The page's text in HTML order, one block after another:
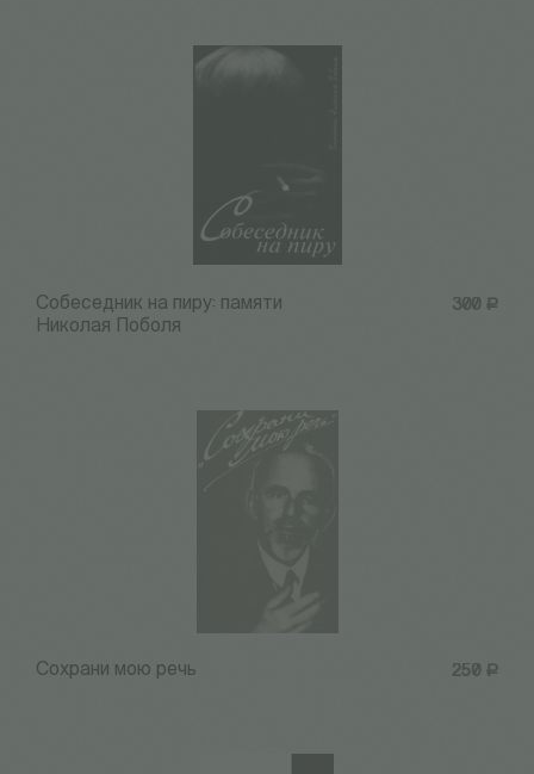
300 Р
Собеседник на пиру: памяти
Николая Поболя
250 Р
Сохрани мою речь